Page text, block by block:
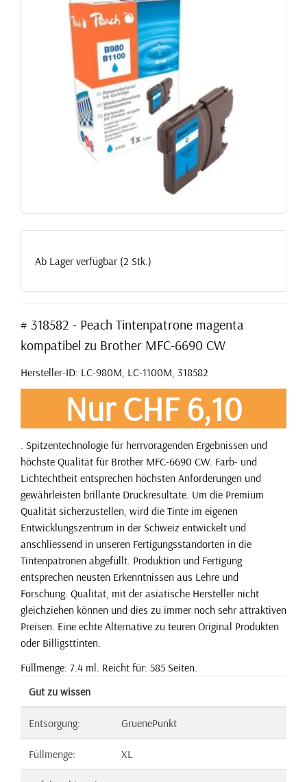
Ab Lager verfügbar (2 Stk.)
# 318582 - Peach Tintenpatrone magenta
kompatibel zu Brother MFC-6690 CW
Hersteller-ID: LC-980M, LC-1100M, 318582
Nur CHF 6,10
. Spitzentechnologie für herrvoragenden Ergebnissen und
höchste Qualität für Brother MFC-6690 CW. Farb- und
Lichtechtheit entsprechen höchsten Anforderungen und
gewährleisten brillante Druckresultate. Um die Premium
Qualität sicherzustellen, wird die Tinte im eigenen
Entwicklungszentrum in der Schweiz entwickelt und
anschliessend in unseren Fertigungsstandorten in die
Tintenpatronen abgefüllt. Produktion und Fertigung
entsprechen neusten Erkenntnissen aus Lehre und
Forschung. Qualität, mit der asiatische Hersteller nicht
gleichziehen können und dies zu immer noch sehr attraktiven
Preisen. Eine echte Alternative zu teuren Original Produkten
oder Billigsttinten.
Füllmenge: 7.4 ml. Reicht für: 585 Seiten.
Gut zu wissen
Entsorgung: GruenePunkt
Füllmenge: XL